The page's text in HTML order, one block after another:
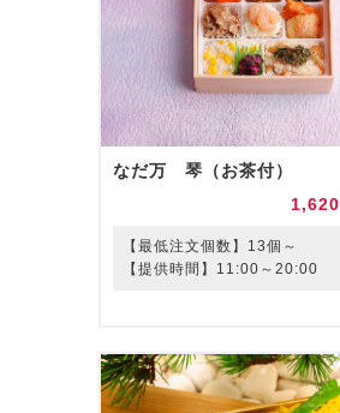
なだ万 琴（お茶付）
【最低注文個数】13個～
【提供時間】11:00～20:00